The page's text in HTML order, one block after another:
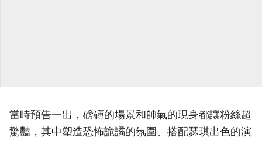
當時預告一出，磅礡的場景和帥氣的現身都讓粉絲超
驚豔，其中塑造恐怖詭譎的氛圍、搭配瑟琪出色的演